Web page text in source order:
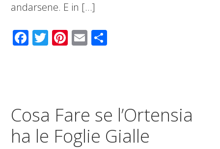
andarsene. E in […]
Facebook
Twitter
Pinterest
Email
Cosa Fare se l’Ortensia
ha le Foglie Gialle